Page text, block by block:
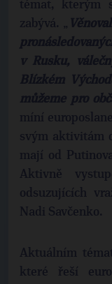
témat, kterým
zabývá. „
v Rusku,
Blízkém
můžeme pro
míní
svým aktivitám
mají od
Aktivně
odsuzujících
Nadi Savčenko.
Aktuálním
které řeší